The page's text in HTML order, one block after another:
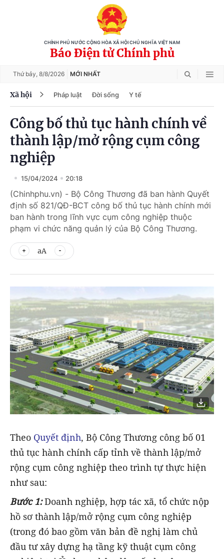
CHÍNH PHỦ NƯỚC CỘNG HÒA XÃ HỘI CHỦ NGHĨA VIỆT NAM
Báo Điện tử Chính phủ
Thứ bảy, 8/8/2026 MỚI NHẤT
Xã hội Pháp luật Đời sống Y tế
Công bố thủ tục hành chính về
thành lập/mở rộng cụm công
nghiệp
15/04/2024 20:18
(Chinhphu.vn) - Bộ Công Thương đã ban hành Quyết
định số 821/QĐ-BCT công bố thủ tục hành chính mới
ban hành trong lĩnh vực cụm công nghiệp thuộc
phạm vi chức năng quản lý của Bộ Công Thương.
aA
Theo Quyết định, Bộ Công Thương công bố 01
thủ tục hành chính cấp tỉnh về thành lập/mở
rộng cụm công nghiệp theo trình tự thực hiện
như sau:
Bước 1:Doanh nghiệp, hợp tác xã, tổ chức nộp
hồ sơ thành lập/mở rộng cụm công nghiệp
(trong đó bao gồm văn bản đề nghị làm chủ
đầu tư xây dựng hạ tầng kỹ thuật cụm công